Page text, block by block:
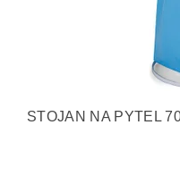
STOJAN NA PYTEL